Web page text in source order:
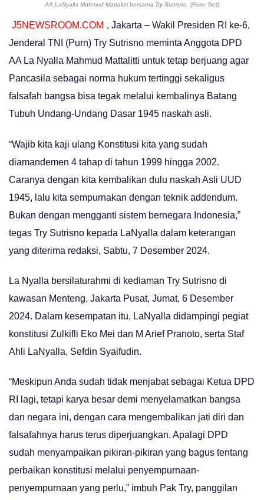
AA LaNyalla Mahmud Mattalitti bersama Try Sutrisno. (Foto: Net)
J5NEWSROOM.COM , Jakarta – Wakil Presiden RI ke-6,
Jenderal TNI (Purn) Try Sutrisno meminta Anggota DPD
AA La Nyalla Mahmud Mattalitti untuk tetap berjuang agar
Pancasila sebagai norma hukum tertinggi sekaligus
falsafah bangsa bisa tegak melalui kembalinya Batang
Tubuh Undang-Undang Dasar 1945 naskah asli.
“Wajib kita kaji ulang Konstitusi kita yang sudah
diamandemen 4 tahap di tahun 1999 hingga 2002.
Caranya dengan kita kembalikan dulu naskah Asli UUD
1945, lalu kita sempurnakan dengan teknik addendum.
Bukan dengan mengganti sistem bernegara Indonesia,”
tegas Try Sutrisno kepada LaNyalla dalam keterangan
yang diterima redaksi, Sabtu, 7 Desember 2024.
La Nyalla bersilaturahmi di kediaman Try Sutrisno di
kawasan Menteng, Jakarta Pusat, Jumat, 6 Desember
2024. Dalam kesempatan itu, LaNyalla didampingi pegiat
konstitusi Zulkifli Eko Mei dan M Arief Pranoto, serta Staf
Ahli LaNyalla, Sefdin Syaifudin.
“Meskipun Anda sudah tidak menjabat sebagai Ketua DPD
RI lagi, tetapi karya besar demi menyelamatkan bangsa
dan negara ini, dengan cara mengembalikan jati diri dan
falsafahnya harus terus diperjuangkan. Apalagi DPD
sudah menyampaikan pikiran-pikiran yang bagus tentang
perbaikan konstitusi melalui penyempurnaan-
penyempurnaan yang perlu,” imbuh Pak Try, panggilan